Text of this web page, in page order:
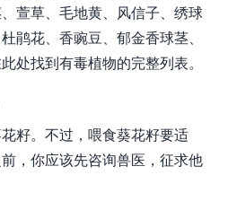
萱草、毛地黄、风信子、绣球
鹃花、香豌豆、郁金香球茎、
处找到有毒植物的完整列表。
籽。不过，喂食葵花籽要适
，你应该先咨询兽医，征求他